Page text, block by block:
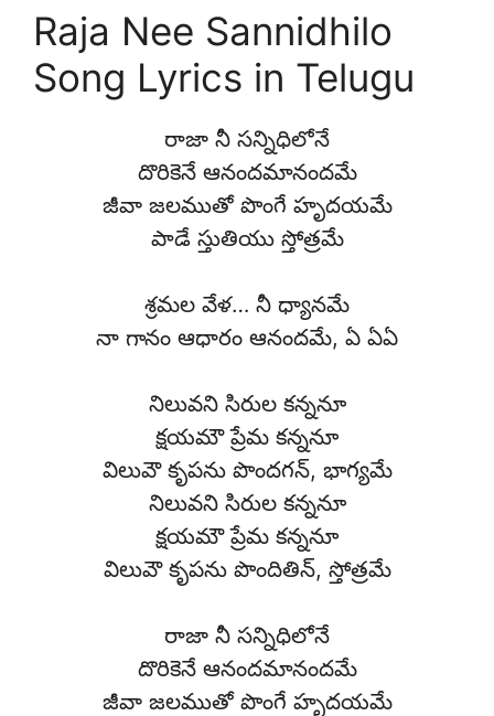
Raja Nee Sannidhilo
Song Lyrics in Telugu
రాజా నీ సన్నిధిలోనే
దొరికెనే ఆనందమానందమే
జీవా జలముతో పొంగే హృదయమే
పాడే స్తుతియు స్తోత్రమే
శ్రమల వేళ… నీ ధ్యానమే
నా గానం ఆధారం ఆనందమే, ఏ ఏఏ
నిలువని సిరుల కన్ననూ
క్షయమౌ ప్రేమ కన్ననూ
విలువౌ కృపను పొందగన్, భాగ్యమే
నిలువని సిరుల కన్ననూ
క్షయమౌ ప్రేమ కన్ననూ
విలువౌ కృపను పొందితిన్, స్తోత్రమే
రాజా నీ సన్నిధిలోనే
దొరికెనే ఆనందమానందమే
జీవా జలముతో పొంగే హృదయమే